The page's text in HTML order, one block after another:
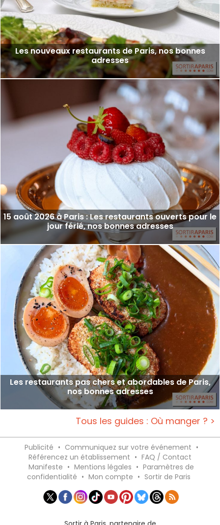
Les nouveaux restaurants de Paris, nos bonnes
adresses
15 août 2026 à Paris : Les restaurants ouverts pour le
jour férié, nos bonnes adresses
Les restaurants pas chers et abordables de Paris,
nos bonnes adresses
Tous les guides : Où manger ? >
Publicité • Communiquez sur votre événement •
Référencez un établissement • FAQ / Contact
Manifeste • Mentions légales • Paramètres de
confidentialité • Mon compte • Sortir de Paris